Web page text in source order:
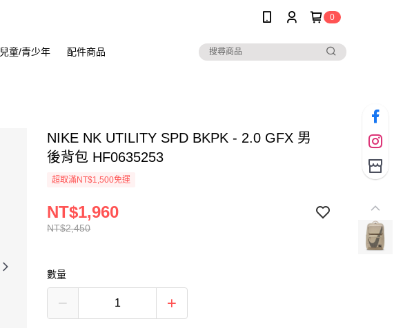
0
兒童/青少年 配件商品
NIKE NK UTILITY SPD BKPK - 2.0 GFX 男
後背包 HF0635253
超取滿NT$1,500免運
NT$2,450
NT$1,960
數量